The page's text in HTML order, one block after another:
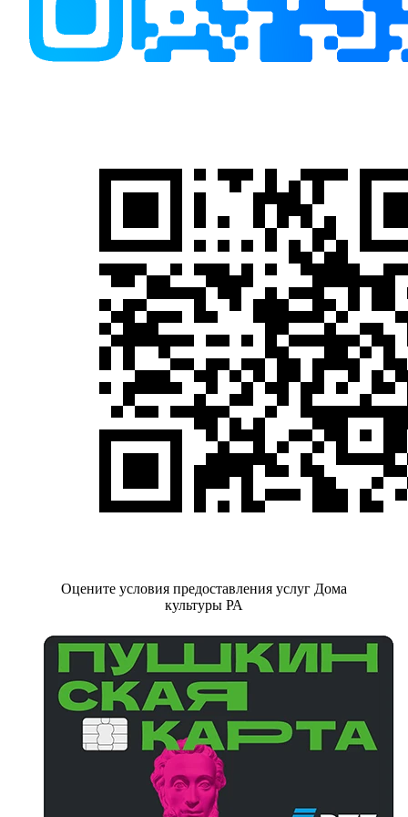
Оцените условия предоставления услуг Дома
культуры РА